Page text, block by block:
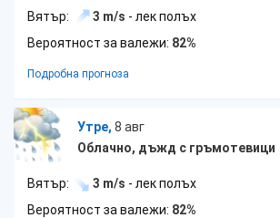
Вятър: 3 m/s - лек полъх
Вероятност за валежи: 82%
Подробна прогноза
Утре, 8 авг
Облачно, дъжд с гръмотевици
Вятър: 3 m/s - лек полъх
Вероятност за валежи: 82%